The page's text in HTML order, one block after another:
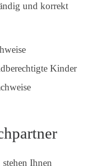
und korrekt
Kinder
Ihnen